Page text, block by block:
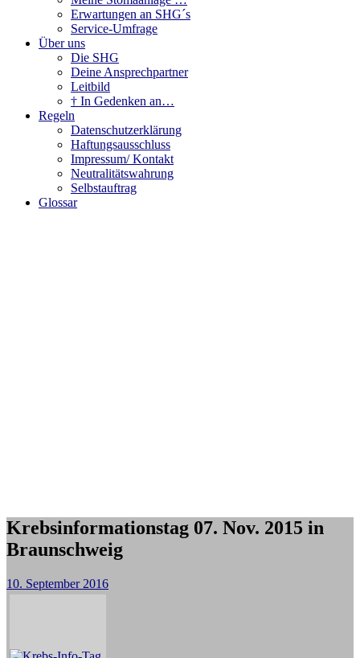
Erwartungen an SHG´s
Service-Umfrage
Über uns
Die SHG
Deine Ansprechpartner
Leitbild
† In Gedenken an…
Regeln
Datenschutzerklärung
Haftungsausschluss
Impressum/ Kontakt
Neutralitätswahrung
Selbstauftrag
Glossar
Krebsinformationstag 07. Nov. 2015 in
Braunschweig
10. September 2016